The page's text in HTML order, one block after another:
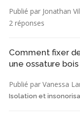
Publié par Jonathan
2 réponses
Comment fixer
une ossature bois
Publié par Vanessa
Isolation et